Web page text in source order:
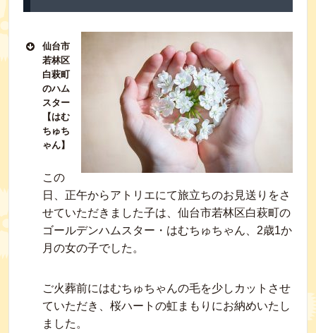
仙台市
若林区
白萩町
のハム
スター
【はむ
ちゅち
ゃん】
この
日、正午からアトリエにて旅立ちのお見送りをさ
せていただきました子は、仙台市若林区白萩町の
ゴールデンハムスター・はむちゅちゃん、2歳1か
月の女の子でした。
ご火葬前にはむちゅちゃんの毛を少しカットさせ
ていただき、桜ハートの虹まもりにお納めいたし
ました。